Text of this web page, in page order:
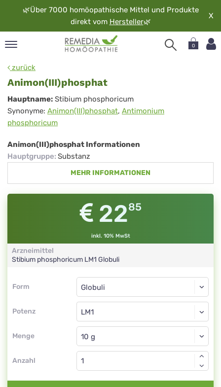
🌿Über 7000 homöopathische Mittel und Produkte
direkt vom Hersteller🌿
X
0
zurück
Animon(III)phosphat
Animon(III)phosphat
Hauptname: Stibium phosphoricum
Synonyme: Animon(III)phosphat, Antimonium
phosphoricum
Animon(III)phosphat Informationen
Hauptgruppe: Substanz
MEHR INFORMATIONEN
2285
inkl. 10% MwSt
Arzneimittel
Stibium phosphoricum LM1 Globuli
Form
Form
Potenz
Globuli
LM1
Menge
Globuli
Anzahl